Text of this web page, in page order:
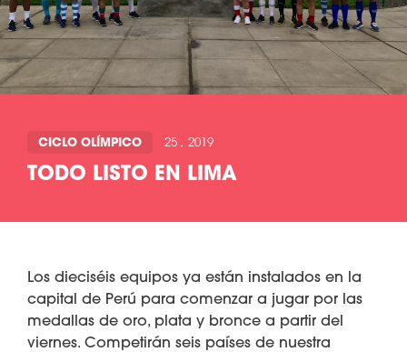
CICLO OLÍMPICO 25 , 2019
TODO LISTO EN LIMA
Los dieciséis equipos ya están instalados en la
capital de Perú para comenzar a jugar por las
medallas de oro, plata y bronce a partir del
viernes. Competirán seis países de nuestra